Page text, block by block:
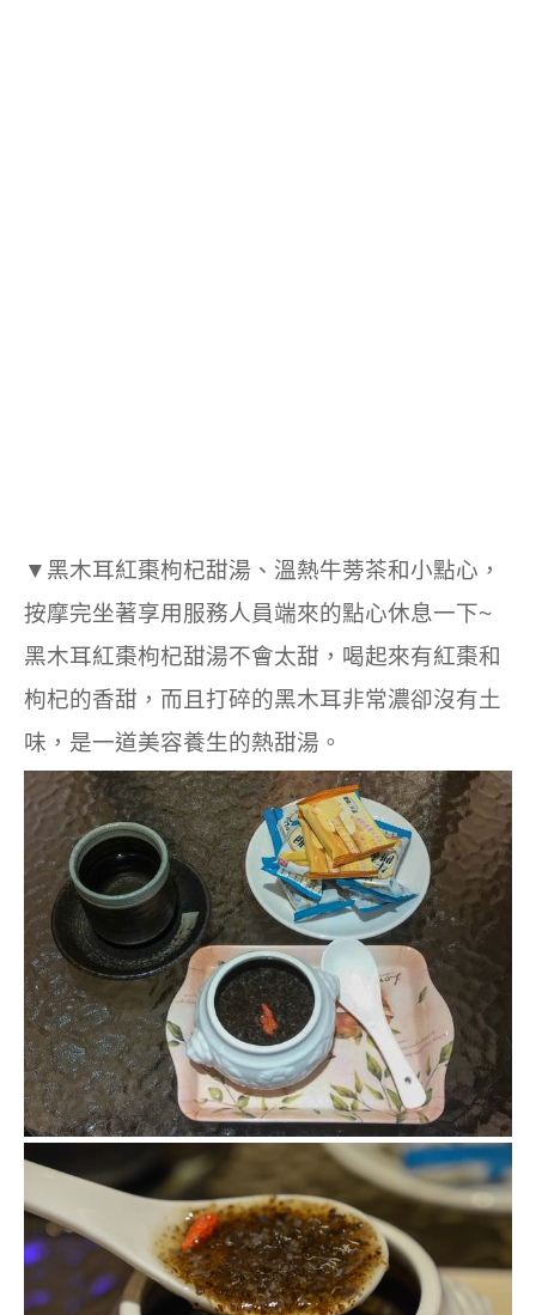
▼黑木耳紅棗枸杞甜湯、溫熱牛蒡茶和小點心，
按摩完坐著享用服務人員端來的點心休息一下~
黑木耳紅棗枸杞甜湯不會太甜，喝起來有紅棗和
枸杞的香甜，而且打碎的黑木耳非常濃卻沒有土
味，是一道美容養生的熱甜湯。